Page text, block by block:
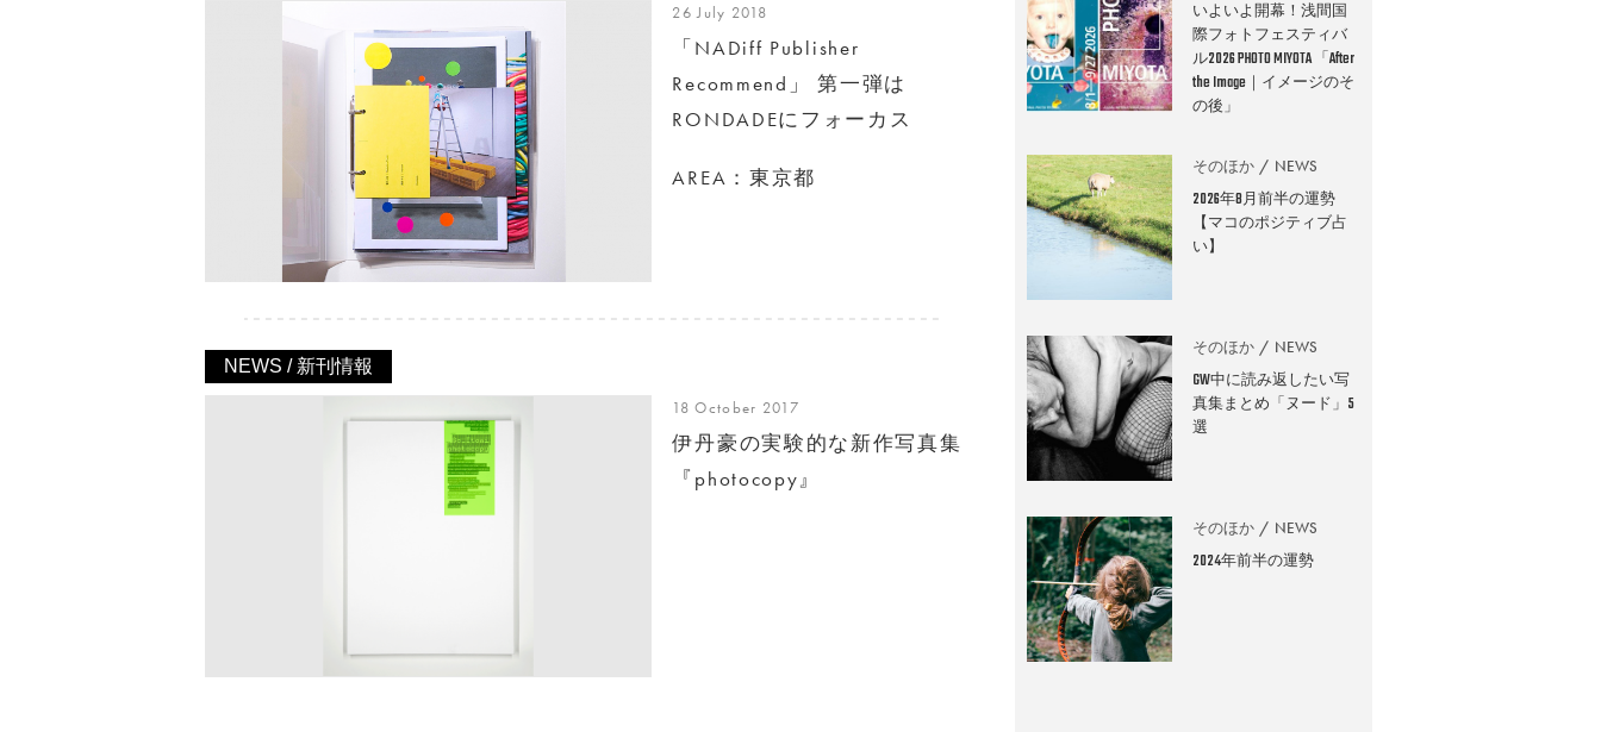
26 July 2018
「NADiff Publisher
Recommend」 第一弾は
RONDADEにフォーカス
AREA：東京都
NEWS / 新刊情報
18 October 2017
伊丹豪の実験的な新作写真集
『photocopy』
いよいよ開幕！浅間国
際フォトフェスティバ
ル2026 PHOTO MIYOTA 「After
the Image｜イメージのそ
の後」
そのほか NEWS
2026年8月前半の運勢
【マコのポジティブ占
い】
そのほか NEWS
GW中に読み返したい写
真集まとめ「ヌード」5
選
そのほか NEWS
2024年前半の運勢